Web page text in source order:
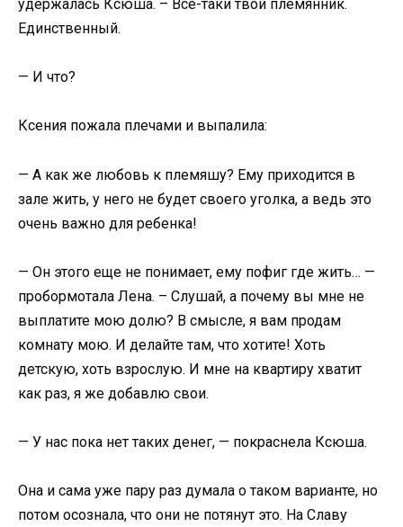
удержалась Ксюша. – Все-таки твой племянник.
Единственный.
— И что?
Ксения пожала плечами и выпалила:
— А как же любовь к племяшу? Ему приходится в
зале жить, у него не будет своего уголка, а ведь это
очень важно для ребенка!
— Он этого еще не понимает, ему пофиг где жить… —
пробормотала Лена. – Слушай, а почему вы мне не
выплатите мою долю? В смысле, я вам продам
комнату мою. И делайте там, что хотите! Хоть
детскую, хоть взрослую. И мне на квартиру хватит
как раз, я же добавлю свои.
— У нас пока нет таких денег, — покраснела Ксюша.
Она и сама уже пару раз думала о таком варианте, но
потом осознала, что они не потянут это. На Славу